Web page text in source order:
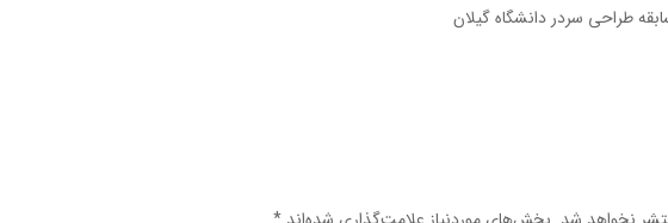
طراحی سردر دانشگاه گیلان